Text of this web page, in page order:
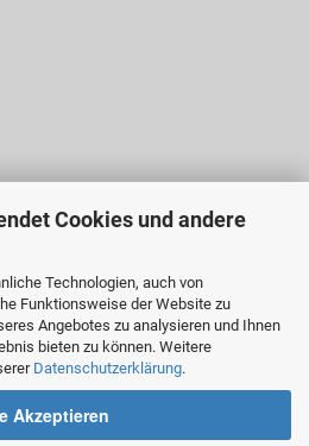
Cookies und andere
Technologien, auch von
Funktionsweise der Website zu
Angebotes zu analysieren und Ihnen
bieten zu können. Weitere
Datenschutzerklärung.
Akzeptieren